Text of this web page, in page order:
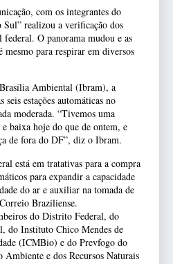
com os integrantes do
realizou a verificação dos
federal. O panorama mudou e as
mesmo para respirar em diversos
Ambiental (Ibram), a
seis estações automáticas no
moderada. “Tivemos uma
baixa hoje do que de ontem, e
de fora do DF”, diz o Ibram.
está em tratativas para a compra
para expandir a capacidade
do ar e auxiliar na tomada de
Braziliense.
do Distrito Federal, do
do Instituto Chico Mendes de
(ICMBio) e do Prevfogo do
e dos Recursos Naturais